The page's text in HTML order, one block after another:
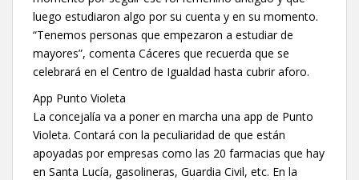
luego estudiaron algo por su cuenta y en su momento.
“Tenemos personas que empezaron a estudiar de
mayores”, comenta Cáceres que recuerda que se
celebrará en el Centro de Igualdad hasta cubrir aforo.
App Punto Violeta
La concejalía va a poner en marcha una app de Punto
Violeta. Contará con la peculiaridad de que están
apoyadas por empresas como las 20 farmacias que hay
en Santa Lucía, gasolineras, Guardia Civil, etc. En la